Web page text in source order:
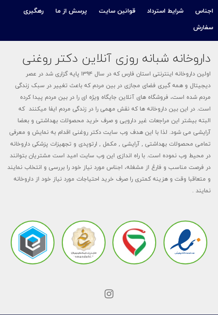
اجناس
شرایط استرداد قوانین سایت پرسش از ما
رهگیری
سفارش
داروخانه شبانه روزی آنلاین دکتر روغنی
اولین داروخانه اینترنتی استان فارس که در سال ۱۳۹۴ پایه گزاری شد در عصر
دیجیتال و همه گیری فضای مجازی در بین مردم که باعث تغییر در سبک زندگی
مردم شده است، فروشگاه های آنلاین جایگاه ویژه ای را در بین مردم پیدا کرده
است. در این بین داروخانه ها که نقش مهمی را در زندگی مردم ایفا میکنند که
البته بیشتر این مراجعات غیر دارویی و صرف خرید محصولات بهداشتی و بعضا
آرایشی می شود. لذا با این هدف وب سایت دکتر روغنی اقدام به نمایش و معرفی
تمامی محصولات بهداشتی , آرایشی , مکمل , ارتوپدی و تجهیزات پزشکی داروخانه
در محیط وب نموده است. با راه اندازی این وب سایت امید است مشتریان بتوانند
در فرصت مناسب و فارغ از مشغله، اجناس مورد نیاز خود را بررسی و انتخاب نمایند
و متعاقبا وقت و هزینه کمتری را صرف خرید احتیاجات مورد نیاز خود از داروخانه
نمایند .